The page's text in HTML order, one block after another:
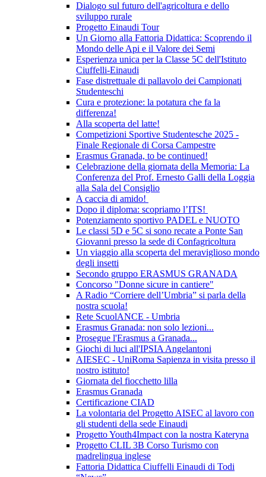
Dialogo sul futuro dell'agricoltura e dello
sviluppo rurale
Progetto Einaudi Tour
Un Giorno alla Fattoria Didattica: Scoprendo il
Mondo delle Api e il Valore dei Semi
Esperienza unica per la Classe 5C dell'Istituto
Ciuffelli-Einaudi
Fase distrettuale di pallavolo dei Campionati
Studenteschi
Cura e protezione: la potatura che fa la
differenza!
Alla scoperta del latte!
Competizioni Sportive Studentesche 2025 -
Finale Regionale di Corsa Campestre
Erasmus Granada, to be continued!
Celebrazione della giornata della Memoria: La
Conferenza del Prof. Ernesto Galli della Loggia
alla Sala del Consiglio
A caccia di amido!
Dopo il diploma: scopriamo l’ITS!
Potenziamento sportivo PADEL e NUOTO
Le classi 5D e 5C si sono recate a Ponte San
Giovanni presso la sede di Confagricoltura
Un viaggio alla scoperta del meraviglioso mondo
degli insetti
Secondo gruppo ERASMUS GRANADA
Concorso "Donne sicure in cantiere"
A Radio “Corriere dell’Umbria” si parla della
nostra scuola!
Rete ScuolANCE - Umbria
Erasmus Granada: non solo lezioni...
Prosegue l'Erasmus a Granada...
Giochi di luci all'IPSIA Angelantoni
AIESEC - UniRoma Sapienza in visita presso il
nostro istituto!
Giornata del fiocchetto lilla
Erasmus Granada
Certificazione CIAD
La volontaria del Progetto AISEC al lavoro con
gli studenti della sede Einaudi
Progetto Youth4Impact con la nostra Kateryna
Progetto CLIL 3B Corso Turismo con
madrelingua inglese
Fattoria Didattica Ciuffelli Einaudi di Todi